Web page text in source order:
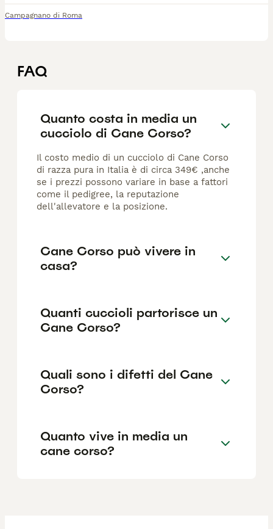
Campagnano di Roma
FAQ
Quanto costa in media un
cucciolo di Cane Corso?
Il costo medio di un cucciolo di Cane Corso
di razza pura in Italia è di circa 349€ ,anche
se i prezzi possono variare in base a fattori
come il pedigree, la reputazione
dell'allevatore e la posizione.
Cane Corso può vivere in
casa?
Quanti cuccioli partorisce un
Cane Corso?
Quali sono i difetti del Cane
Corso?
Quanto vive in media un
cane corso?